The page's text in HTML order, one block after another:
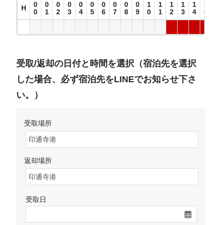
H
0
0
0
1
0
2
0
3
0
4
0
5
0
6
0
7
0
8
0
9
1
0
1
1
1
2
1
3
1
4
1
5
受取/返却の日付と時間を選択（宿泊先を選択
した場合、必ず宿泊先をLINEでお知らせ下さ
い。）
受取場所
返却場所
受取日